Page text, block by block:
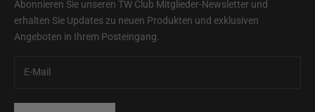
Abonnieren Sie unseren TW Club Mitglieder-Newsletter und
erhalten Sie Updates zu neuen Produkten und exklusiven
Angeboten in Ihrem Posteingang.